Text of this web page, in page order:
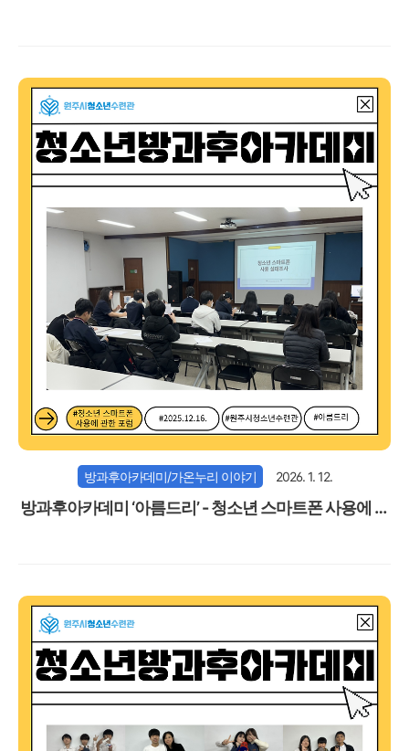
방과후아카데미/가온누리 이야기 2026. 1. 12.
방과후아카데미 ‘아름드리’ - 청소년 스마트폰 사용에 관